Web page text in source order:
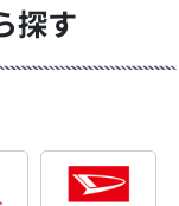
探す